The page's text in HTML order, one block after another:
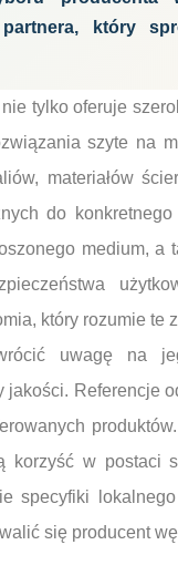
który
tylko oferuje
szyte na
materiałów
do
medium,
który rozumie te
uwagę na
jakości. Referencje
korzyść w postaci
specyfiki
się producent